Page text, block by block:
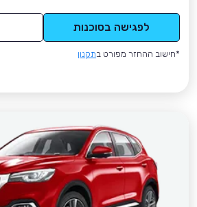
לפגישה בסוכנות
*חישוב ההחזר מפורט בתקנון